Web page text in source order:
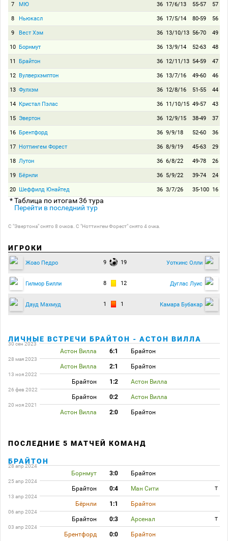
7 МЮ 36 17/6/13 55-57 57
8 Ньюкасл 36 17/5/14 80-59 56
9 Вест Хэм 36 13/10/13 56-70 49
10 Борнмут 36 13/9/14 52-63 48
11 Брайтон 36 12/11/13 54-59 47
12 Вулверхэмптон 36 13/7/16 49-60 46
13 Фулхэм 36 12/8/16 51-55 44
14 Кристал Пэлас 36 11/10/15 49-57 43
15 Эвертон 36 12/9/15 38-49 37
16 Брентфорд 36 9/9/18 52-60 36
17 Ноттингем Форест 36 8/9/19 45-63 29
18 Лутон 36 6/8/22 49-78 26
19 Бёрнли 36 5/9/22 39-74 24
20 Шеффилд Юнайтед 36 3/7/26 35-100 16
* Таблица по итогам 36 тура
Перейти в последний тур
С "Эвертона" снято 8 очков. С "Ноттингем Форест" снято 4 очка.
ИГРОКИ
Жоао Педро 9 19 Уоткинс Олли
Гилмор Билли 8 12 Дуглас Луис
Дауд Махмуд 1 1 Камара Бубакар
ЛИЧНЫЕ ВСТРЕЧИ БРАЙТОН - АСТОН ВИЛЛА
30 сен 2023
Астон Вилла 6:1 Брайтон
28 мая 2023
Астон Вилла 2:1 Брайтон
13 ноя 2022
Брайтон 1:2 Астон Вилла
26 фев 2022
Брайтон 0:2 Астон Вилла
20 ноя 2021
Астон Вилла 2:0 Брайтон
ПОСЛЕДНИЕ 5 МАТЧЕЙ КОМАНД
БРАЙТОН
28 апр 2024
Борнмут 3:0 Брайтон
25 апр 2024
Брайтон 0:4 Ман Сити
T
13 апр 2024
Бёрнли 1:1 Брайтон
06 апр 2024
Брайтон 0:3 Арсенал
T
03 апр 2024
Брентфорд 0:0 Брайтон